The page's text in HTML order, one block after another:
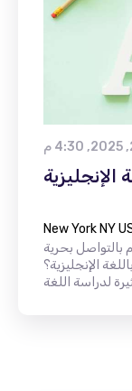
New York NY
بالتواصل بحرية
باللغة الإنجليزية؟ Vasilisa هنا لتحويل هذا الحلم إلى واقع!